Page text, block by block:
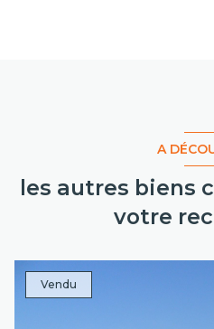
A
les autres biens
votre
Vendu